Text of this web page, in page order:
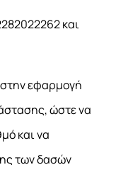
και
στην εφαρμογή
ώστε να
και να
των δασών